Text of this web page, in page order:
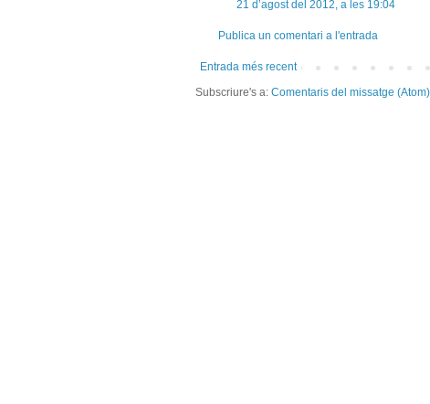
21 d’agost del 2012, a les 19:04
Publica un comentari a l'entrada
Entrada més recent
Subscriure's a: Comentaris del missatge (Atom)